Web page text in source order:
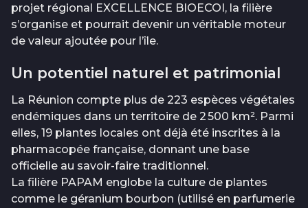
projet régional EXCELLENCE BIOECOI, la filière
s’organise et pourrait devenir un véritable moteur
de valeur ajoutée pour l’île.
Un potentiel naturel et patrimonial
La Réunion compte plus de 223 espèces végétales
endémiques dans un territoire de 2 500 km². Parmi
elles, 19 plantes locales ont déjà été inscrites à la
pharmacopée française, donnant une base
officielle au savoir-faire traditionnel.
La filière PAPAM englobe la culture de plantes
comme le géranium bourbon (utilisé en parfumerie